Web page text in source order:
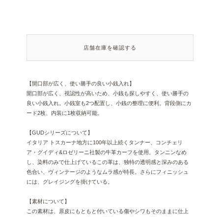
店舗在庫を確認する
【開口部が広く、使い勝手の良い小銭入れ】
開口部が広く、視認性が高いため、小銭も探しやすく、使い勝手の
良い小銭入れ。小銭室も2つ配置し、小銭の整理に便利。背段側にカ
ード2枚、内装に1枚収納可能。
【GUDシリーズについて】
イタリア トスカーナ地方に100年以上続くタンナー、コンチェリ
ア・グイディ&ロゼリーニ社製の牛革カーフを使用。タンニンなめ
し、染料のみで仕上げているこの革は、独特の透明感と深みのある
色合い、ヴィンテージのようなムラ感が特長。さらにフィニッシュ
には、グレイジングを掛けている。
【素材について】
この素材は、原皮にもともと付いている傷やシワもそのままに仕上